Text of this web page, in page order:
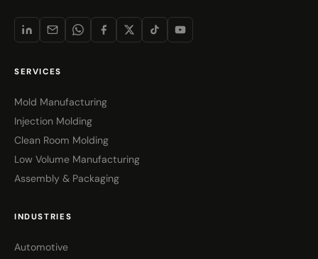
SERVICES
Mold Manufacturing
Injection Molding
Clean Room Molding
Low Volume Manufacturing
Assembly & Packaging
INDUSTRIES
Automotive